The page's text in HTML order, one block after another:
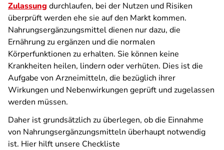
Zulassung durchlaufen, bei der Nutzen und Risiken
überprüft werden ehe sie auf den Markt kommen.
Nahrungsergänzungsmittel dienen nur dazu, die
Ernährung zu ergänzen und die normalen
Körperfunktionen zu erhalten. Sie können keine
Krankheiten heilen, lindern oder verhüten. Dies ist die
Aufgabe von Arzneimitteln, die bezüglich ihrer
Wirkungen und Nebenwirkungen geprüft und zugelassen
werden müssen.
Daher ist grundsätzlich zu überlegen, ob die Einnahme
von Nahrungsergänzungsmitteln überhaupt notwendig
ist. Hier hilft unsere Checkliste